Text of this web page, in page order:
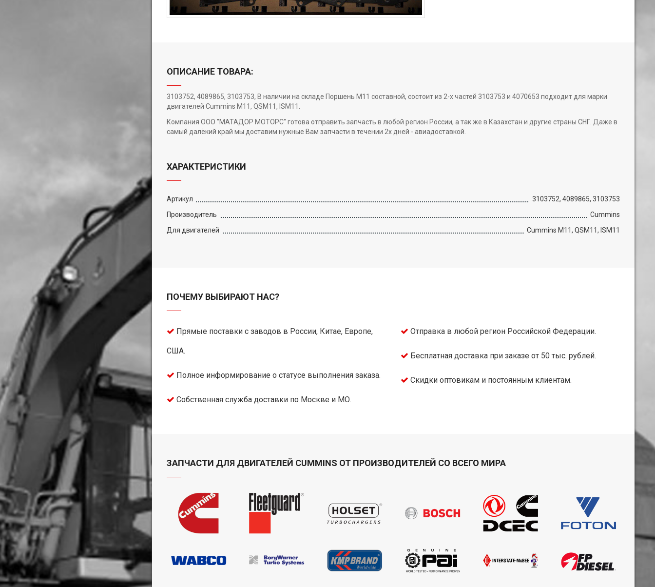
ОПИСАНИЕ ТОВАРА:
3103752, 4089865, 3103753, В наличии на складе Поршень M11 составной, состоит из 2-х частей 3103753 и 4070653 подходит для марки
двигателей Cummins M11, QSM11, ISM11.
Компания ООО "МАТАДОР МОТОРС" готова отправить запчасть в любой регион России, а так же в Казахстан и другие страны СНГ. Даже в
самый далёкий край мы доставим нужные Вам запчасти в течении 2х дней - авиадоставкой.
ХАРАКТЕРИСТИКИ
Артикул
3103752, 4089865, 3103753
Производитель
Cummins
Для двигателей
Cummins M11, QSM11, ISM11
ПОЧЕМУ ВЫБИРАЮТ НАС?
Прямые поставки с заводов в России, Китае, Европе,
США.
Полное информирование о статусе выполнения заказа.
Собственная служба доставки по Москве и МО.
Отправка в любой регион Российской Федерации.
Бесплатная доставка при заказе от 50 тыс. рублей.
Скидки оптовикам и постоянным клиентам.
ЗАПЧАСТИ ДЛЯ ДВИГАТЕЛЕЙ CUMMINS ОТ ПРОИЗВОДИТЕЛЕЙ СО ВСЕГО МИРА